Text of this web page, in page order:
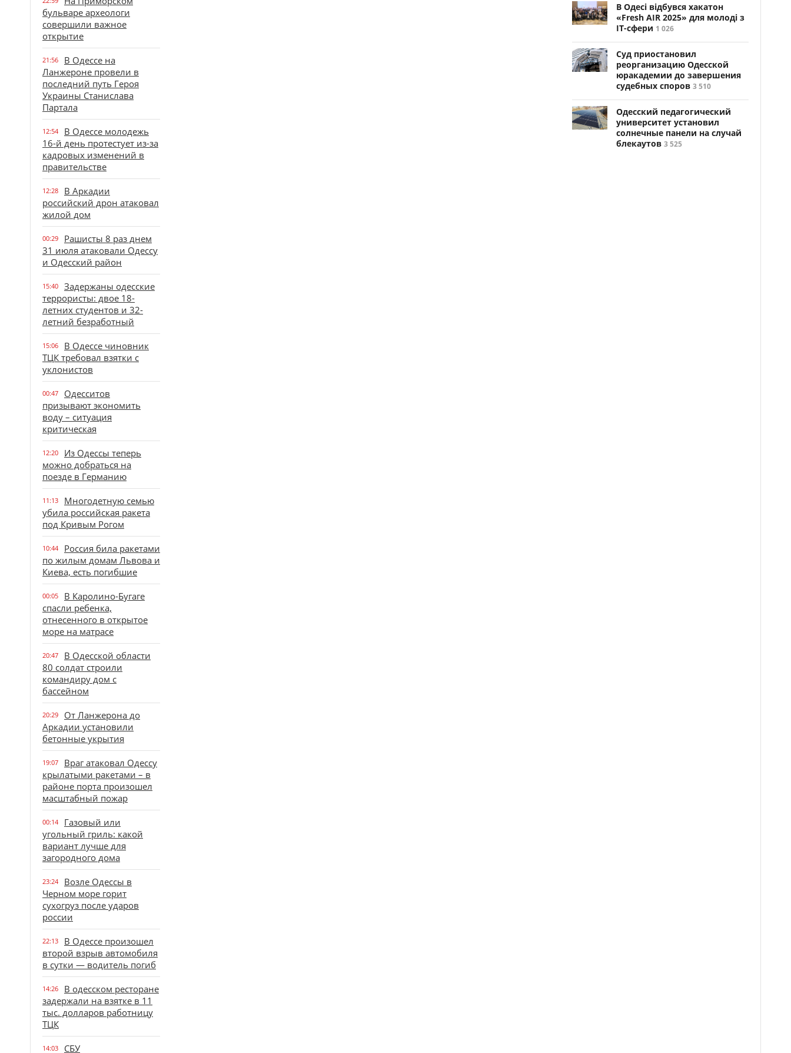
бульваре археологи
совершили важное
открытие
21:56
В Одессе на
Ланжероне провели в
последний путь Героя
Украины Станислава
Партала
12:54
В Одессе молодежь
16-й день протестует из-за
кадровых изменений в
правительстве
12:28
В Аркадии
российский дрон атаковал
жилой дом
00:29
Рашисты 8 раз днем
31 июля атаковали Одессу
и Одесский район
15:40
Задержаны одесские
террористы: двое 18-
летних студентов и 32-
летний безработный
15:06
В Одессе чиновник
ТЦК требовал взятки с
уклонистов
00:47
Одесситов
призывают экономить
воду – ситуация
критическая
12:20
Из Одессы теперь
можно добраться на
поезде в Германию
11:13
Многодетную семью
убила российская ракета
под Кривым Рогом
10:44
Россия била ракетами
по жилым домам Львова и
Киева, есть погибшие
00:05
В Каролино-Бугаге
спасли ребенка,
отнесенного в открытое
море на матрасе
20:47
В Одесской области
80 солдат строили
командиру дом с
бассейном
20:29
От Ланжерона до
Аркадии установили
бетонные укрытия
19:07
Враг атаковал Одессу
крылатыми ракетами – в
районе порта произошел
масштабный пожар
00:14
Газовый или
угольный гриль: какой
вариант лучше для
загородного дома
23:24
Возле Одессы в
Черном море горит
сухогруз после ударов
россии
22:13
В Одессе произошел
второй взрыв автомобиля
в сутки — водитель погиб
14:26
В одесском ресторане
задержали на взятке в 11
тыс. долларов работницу
ТЦК
14:03 СБУ
В Одесі відбувся хакатон
«Fresh AIR 2025» для молоді з
ІТ-сфери 1 026
Суд приостановил
реорганизацию Одесской
юракадемии до завершения
судебных споров 3 510
Одесский педагогический
университет установил
солнечные панели на случай
блекаутов 3 525